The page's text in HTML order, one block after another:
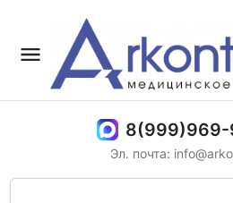
Эл. почта: